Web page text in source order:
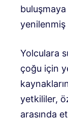
Yolculara
çoğu için
yetkililer,
arasında